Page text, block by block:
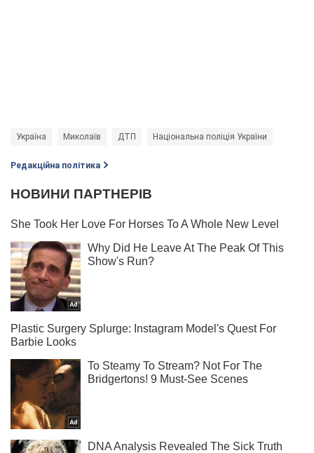
Україна Миколаїв ДТП Національна поліція України
Редакційна політика